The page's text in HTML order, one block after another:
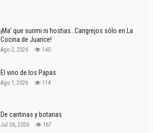
¡Ma’ que surimi ni hostias…Cangrejos sólo en La
Cocina de Juance!
Ago 2, 2026 140
El vino de los Papas
Ago 1, 2026 114
De cantinas y botanas
Jul 26, 2026 167